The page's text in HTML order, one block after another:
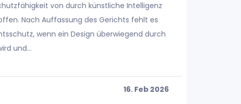
von durch künstliche Intelligenz
Nach Auffassung des Gerichts fehlt es
wenn ein Design überwiegend durch
und…
16. Feb 2026